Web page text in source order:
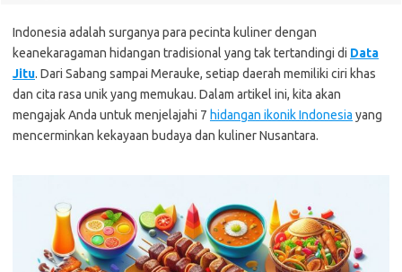
Indonesia adalah surganya para pecinta kuliner dengan
keanekaragaman hidangan tradisional yang tak tertandingi di Data
Jitu. Dari Sabang sampai Merauke, setiap daerah memiliki ciri khas
dan cita rasa unik yang memukau. Dalam artikel ini, kita akan
mengajak Anda untuk menjelajahi 7 hidangan ikonik Indonesia yang
mencerminkan kekayaan budaya dan kuliner Nusantara.